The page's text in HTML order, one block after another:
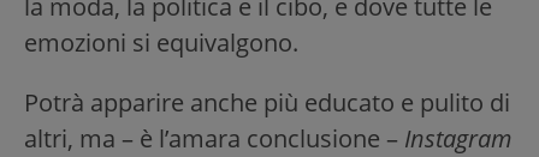
la moda, la politica e il cibo, e dove tutte le
emozioni si equivalgono.
Potrà apparire anche più educato e pulito di
altri, ma – è l’amara conclusione – Instagram